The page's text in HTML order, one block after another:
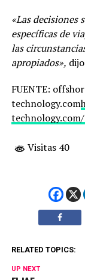
«Las decisiones
específicas de
las
apropiados»,
FUENTE:
technology.com
Visitas 40
RELATED TOPICS:
UP NEXT